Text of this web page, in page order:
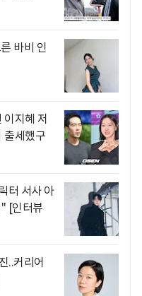
바비 인
지혜 저
출세했구
터 서사 아
[인터뷰
..커리어